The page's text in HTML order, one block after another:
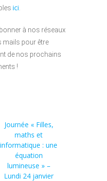
ici
à nos réseaux
mails pour être
de nos prochains
!
Journée « Filles,
maths et
informatique : une
équation
lumineuse » –
Lundi 24 janvier